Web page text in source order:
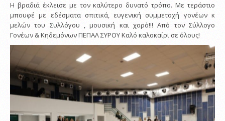
Η βραδιά έκλεισε με τον καλύτερο δυνατό τρόπο. Με τεράστιο
μπουφέ με εδέσματα σπιτικά, ευγενική συμμετοχή γονέων κ
μελών του Συλλόγου , μουσική και χορό!!! Από τον Σύλλογο
Γονέων & Κηδεμόνων ΠΕΠΑΛ ΣΥΡΟΥ Καλό καλοκαίρι σε όλους!